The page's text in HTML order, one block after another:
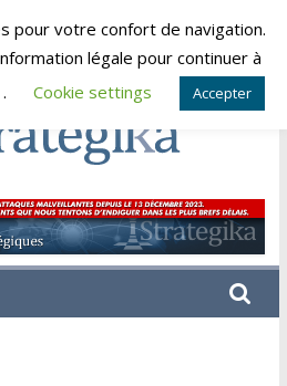
août 7, 2026
pour votre confort de navigation.
légale pour continuer à
Cookie settings Accepter